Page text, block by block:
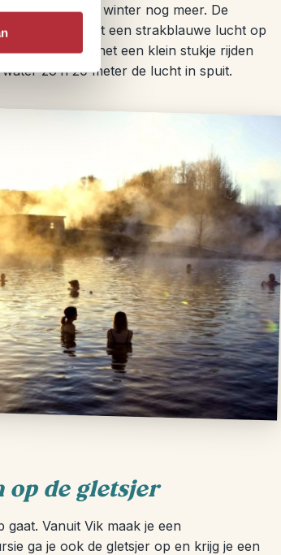
is, is dat in de winter nog meer. De
is. Met een strakblauwe lucht op
vandaan is het een klein stukje rijden
zo’n 20 meter de lucht in spuit.
op de gletsjer
Vanuit Vik maak je een
ga je ook de gletsjer op en krijg je een